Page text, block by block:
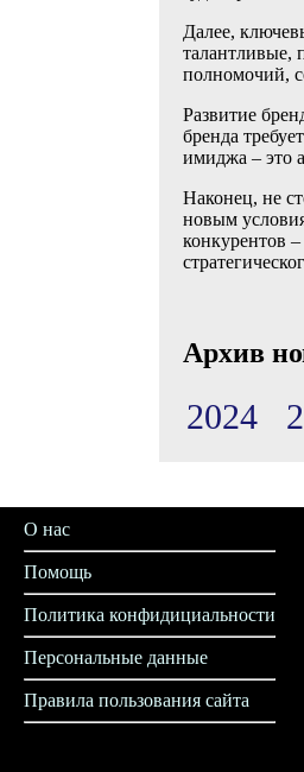
Далее,
талантливые,
полномочий,
Развитие
бренда
имиджа – это
Наконец, не
новым
конкурентов
Архив
2024
О нас
Помощь
Политика конфидициальности
Персональные данные
Правила пользования сайта